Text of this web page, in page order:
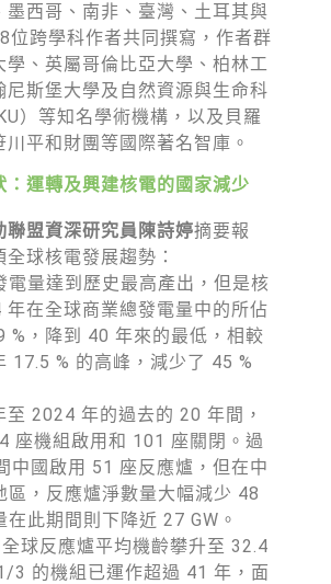
墨西哥、南非、臺灣、土耳其與
位跨學科作者共同撰寫，作者群
學、英屬哥倫比亞大學、柏林工
尼斯堡大學及自然資源與生命科
）等知名學術機構，以及貝羅
平和財團等國際著名智庫。
：運轉及興建核電的國家減少
聯盟資深研究員陳詩婷摘要報
球核電發展趨勢：
電量達到歷史最高產出，但是核
年在全球商業總發電量中的所佔
%，降到 40 年來的最低，相較
17.5 % 的高峰，減少了 45 %
2024 年的過去的 20 年間，
座機組啟用和 101 座關閉。過
中國啟用 51 座反應爐，但在中
區，反應爐淨數量大幅減少 48
在此期間則下降近 27 GW。
球反應爐平均機齡攀升至 32.4
3 的機組已運作超過 41 年，面